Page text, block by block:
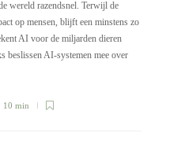
wereld razendsnel. Terwijl de
op mensen, blijft een minstens zo
AI voor de miljarden dieren
beslissen AI-systemen mee over
10 min